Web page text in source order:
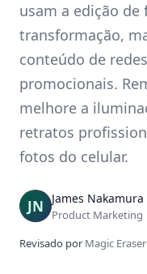
usam a edição
transformação,
conteúdo de
promocionais.
melhore a
retratos
fotos do celular.
James Nakamura
Product Marketing
Revisado por Magic